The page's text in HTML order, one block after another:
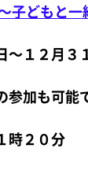
子どもと
～１２月３
も可能で
時２０分